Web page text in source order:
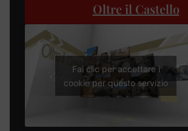
Oltre il Castello
Fai clic per accettare i
cookie per questo servizio